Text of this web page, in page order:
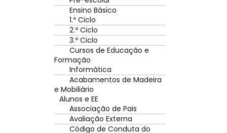
Ensino Básico
1.º Ciclo
2.º Ciclo
3.º Ciclo
Cursos de Educação e
Formação
Informática
Acabamentos de Madeira
e Mobiliário
Alunos e EE
Associação de Pais
Avaliação Externa
Código de Conduta do